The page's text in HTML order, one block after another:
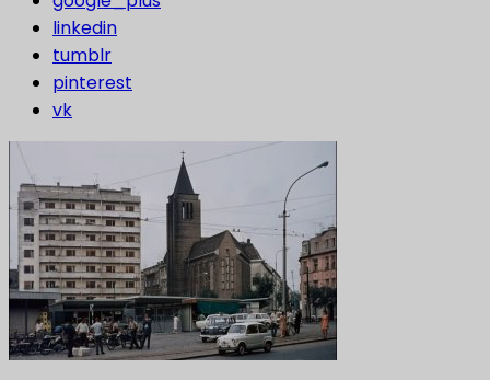
linkedin
tumblr
pinterest
vk